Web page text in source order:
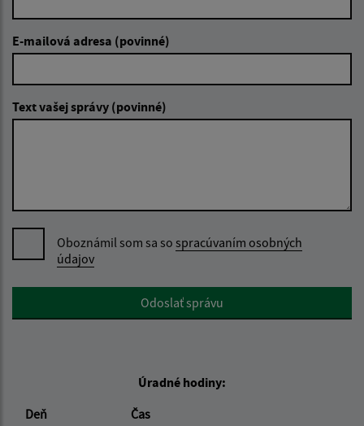
E-mailová adresa (povinné)
Text vašej správy (povinné)
Oboznámil som sa so spracúvaním osobných
údajov
Google reCaptcha ResponseOdoslať správu
Úradné hodiny:
Deň
Čas